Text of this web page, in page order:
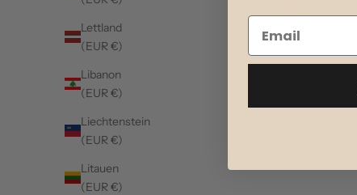
Lettland
(EUR €)
Libanon
(EUR €)
Liechtenstein
(EUR €)
Litauen
(EUR €)